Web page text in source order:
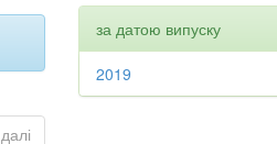
далі
за датою випуску
2019